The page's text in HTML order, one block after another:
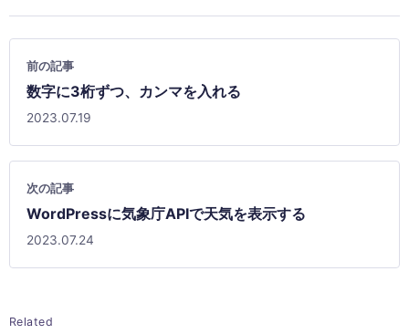
前の記事
数字に3桁ずつ、カンマを入れる
2023.07.19
次の記事
WordPressに気象庁APIで天気を表示する
2023.07.24
Related